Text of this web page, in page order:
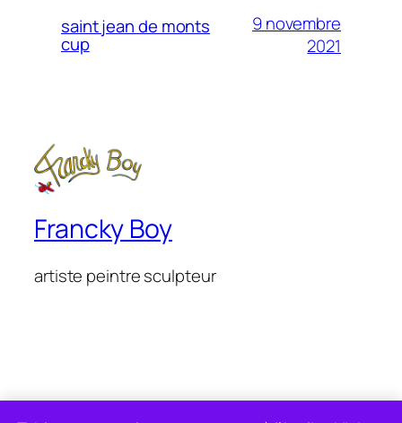
saint jean de monts
cup
9 novembre
2021
Francky Boy
artiste peintre sculpteur